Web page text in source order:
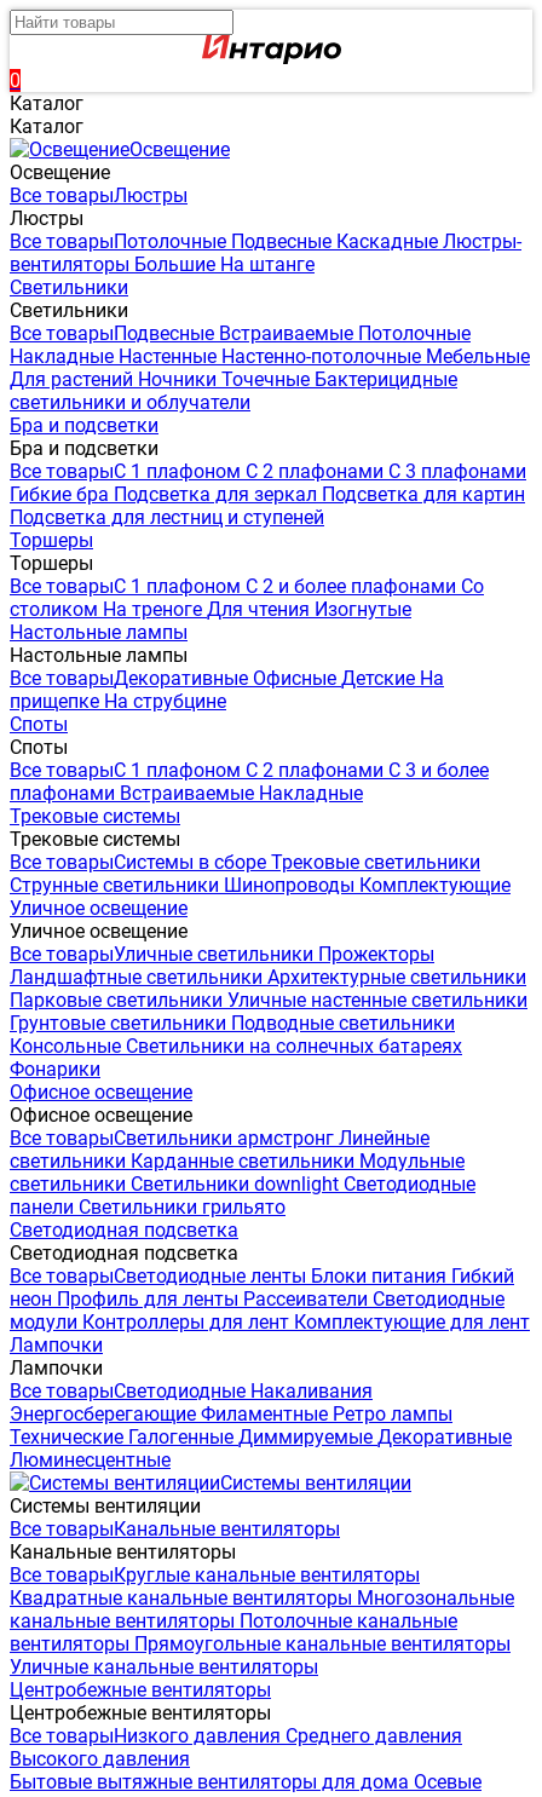
0
Каталог
Каталог
Освещение
Освещение
Все товарыЛюстры
Люстры
Все товарыПотолочные Подвесные Каскадные Люстры-
вентиляторы Большие На штанге
Светильники
Светильники
Все товарыПодвесные Встраиваемые Потолочные
Накладные Настенные Настенно-потолочные Мебельные
Для растений Ночники Точечные Бактерицидные
светильники и облучатели
Бра и подсветки
Бра и подсветки
Все товарыС 1 плафоном С 2 плафонами С 3 плафонами
Гибкие бра Подсветка для зеркал Подсветка для картин
Подсветка для лестниц и ступеней
Торшеры
Торшеры
Все товарыС 1 плафоном С 2 и более плафонами Со
столиком На треноге Для чтения Изогнутые
Настольные лампы
Настольные лампы
Все товарыДекоративные Офисные Детские На
прищепке На струбцине
Споты
Споты
Все товарыС 1 плафоном С 2 плафонами С 3 и более
плафонами Встраиваемые Накладные
Трековые системы
Трековые системы
Все товарыСистемы в сборе Трековые светильники
Струнные светильники Шинопроводы Комплектующие
Уличное освещение
Уличное освещение
Все товарыУличные светильники Прожекторы
Ландшафтные светильники Архитектурные светильники
Парковые светильники Уличные настенные светильники
Грунтовые светильники Подводные светильники
Консольные Светильники на солнечных батареях
Фонарики
Офисное освещение
Офисное освещение
Все товарыСветильники армстронг Линейные
светильники Карданные светильники Модульные
светильники Светильники downlight Светодиодные
панели Светильники грильято
Светодиодная подсветка
Светодиодная подсветка
Все товарыСветодиодные ленты Блоки питания Гибкий
неон Профиль для ленты Рассеиватели Светодиодные
модули Контроллеры для лент Комплектующие для лент
Лампочки
Лампочки
Все товарыСветодиодные Накаливания
Энергосберегающие Филаментные Ретро лампы
Технические Галогенные Диммируемые Декоративные
Люминесцентные
Системы вентиляции
Системы вентиляции
Все товарыКанальные вентиляторы
Канальные вентиляторы
Все товарыКруглые канальные вентиляторы
Квадратные канальные вентиляторы Многозональные
канальные вентиляторы Потолочные канальные
вентиляторы Прямоугольные канальные вентиляторы
Уличные канальные вентиляторы
Центробежные вентиляторы
Центробежные вентиляторы
Все товарыНизкого давления Среднего давления
Высокого давления
Бытовые вытяжные вентиляторы для дома Осевые